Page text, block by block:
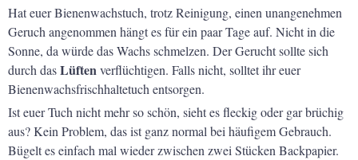
Hat euer Bienenwachstuch, trotz Reinigung, einen unangenehmen
Geruch angenommen hängt es für ein paar Tage auf. Nicht in die
Sonne, da würde das Wachs schmelzen. Der Gerucht sollte sich
durch dasLüftenverflüchtigen. Falls nicht, solltet ihr euer
Bienenwachsfrischhaltetuch entsorgen.
Ist euer Tuch nicht mehr so schön, sieht es fleckig oder gar brüchig
aus? Kein Problem, das ist ganz normal bei häufigem Gebrauch.
Bügelt es einfach mal wieder zwischen zwei Stücken Backpapier.